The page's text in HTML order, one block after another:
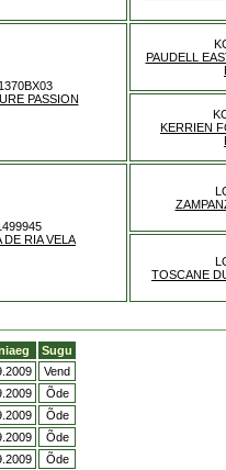
PASSION
PAUDELL
KERRIEN
DE RIA VELA
TOSCANE
Sugu
Vend
Õde
Õde
Õde
Õde